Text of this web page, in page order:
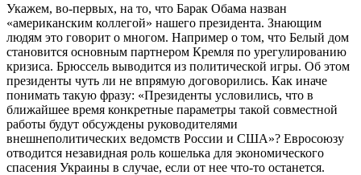
Укажем, во-первых, на то, что Барак Обама назван
«американским коллегой» нашего президента. Знающим
людям это говорит о многом. Например о том, что Белый дом
становится основным партнером Кремля по урегулированию
кризиса. Брюссель выводится из политической игры. Об этом
президенты чуть ли не впрямую договорились. Как иначе
понимать такую фразу: «Президенты условились, что в
ближайшее время конкретные параметры такой совместной
работы будут обсуждены руководителями
внешнеполитических ведомств России и США»? Евросоюзу
отводится незавидная роль кошелька для экономического
спасения Украины в случае, если от нее что-то останется.